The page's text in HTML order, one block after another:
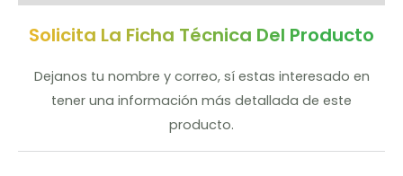
Solicita La Ficha Técnica Del Producto
Dejanos tu nombre y correo, sí estas interesado en
tener una información más detallada de este
producto.